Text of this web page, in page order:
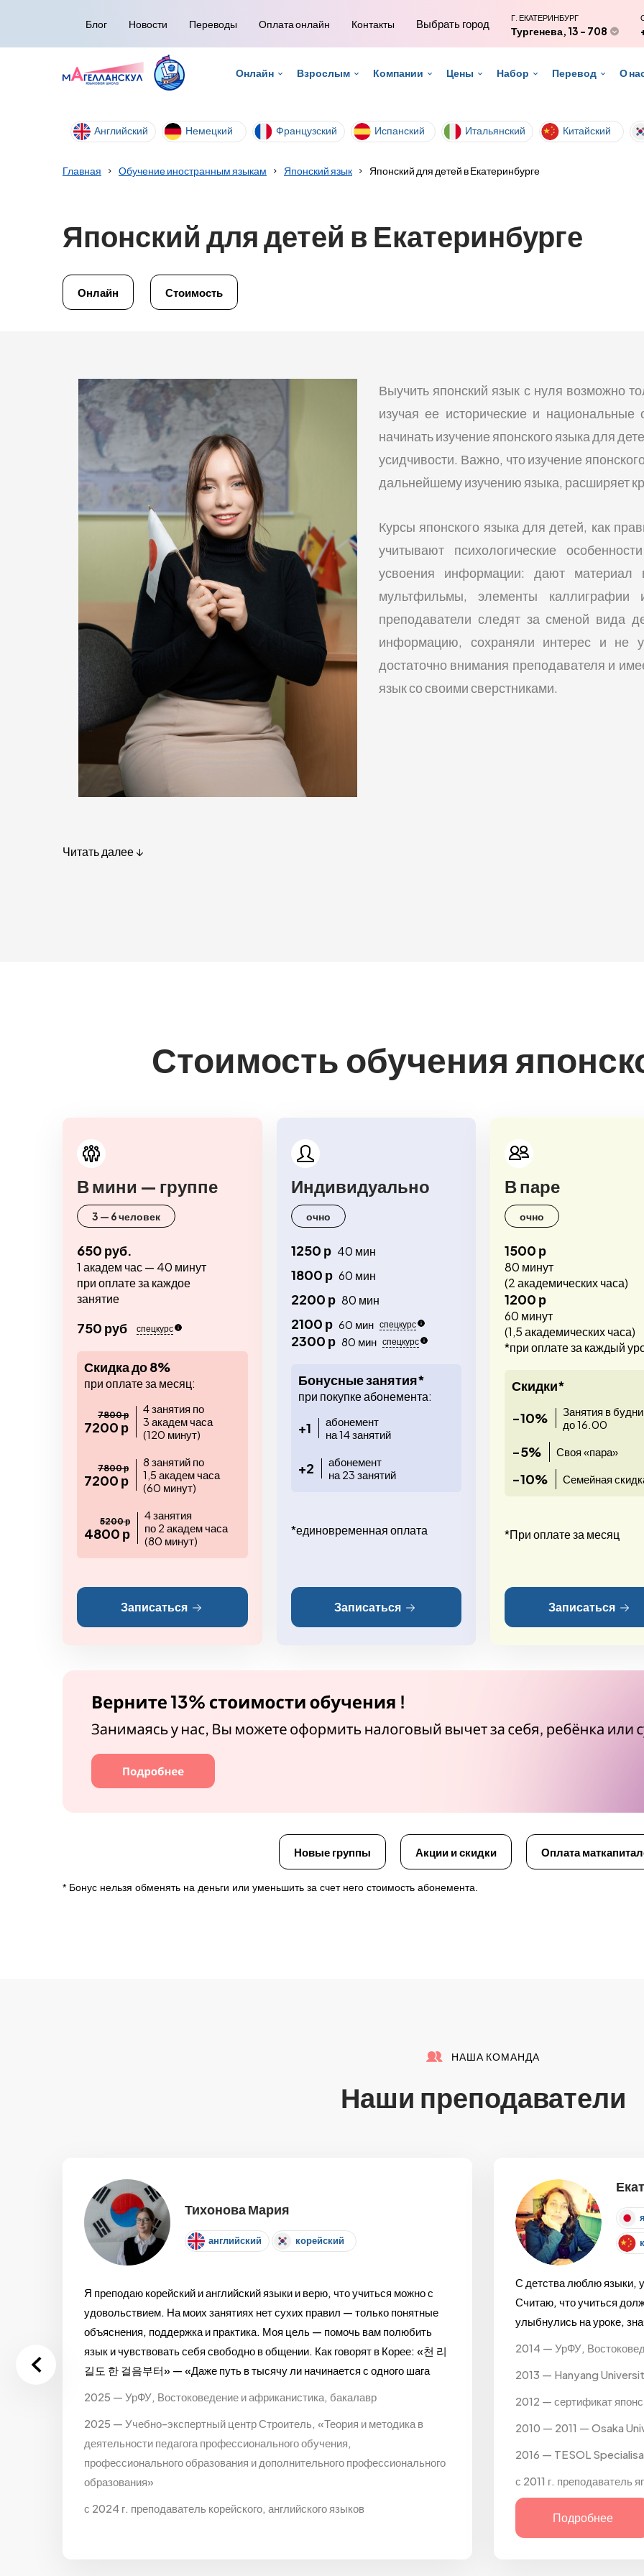
Блог Новости Переводы Оплата онлайн Контакты Выбрать город Г. ЕКАТЕРИНБУРГ
Тургенева, 13 - 708
Онлайн Взрослым Компании Цены Набор Перевод О
Английский Немецкий Французский Испанский Итальянский Китайский
Главная Обучение иностранным языкам Японский язык Японский для детей в Екатеринбурге
Японский для детей в Екатеринбурге
Онлайн Стоимость
Выучить японский язык с нуля возможно
изучая ее исторические и
начинать изучение японского языка для
усидчивости. Важно, что изучение
дальнейшему изучению языка, расширяет
Курсы японского языка для детей, как
учитывают психологические
усвоения информации: дают
мультфильмы, элементы
преподаватели следят за сменой вида
информацию, сохраняли интерес и не
достаточно внимания преподавателя и
язык со своими сверстниками.
Читать далее ↓
Стоимость обучения
В мини — группе
3 — 6 человек
650 руб.
1 академ час — 40 минут
при оплате за каждое
занятие
750 руб спецкурс
Скидка до 8%
при оплате за месяц:
7800 р
7200 р
4 занятия по
3 академ часа
(120 минут)
7800 р
7200 р
8 занятий по
1,5 академ часа
(60 минут)
5200 р
4800 р
4 занятия
по 2 академ часа
(80 минут)
Записаться
Индивидуально
очно
1250 р 40 мин
1800 р 60 мин
2200 р 80 мин
2100 р 60 мин спецкурс
2300 р 80 мин спецкурс
Бонусные занятия*
при покупке абонемента:
+1
абонемент
на 14 занятий
+2
абонемент
на 23 занятий
*единовременная оплата
Записаться
В паре
очно
1500 р
80 минут
(2 академических часа)
1200 р
60 минут
(1,5 академических часа)
*при оплате за каждый
Скидки*
-10%
Занятия в будни
до 16.00
-5% Своя «пара»
-10% Семейная
*При оплате за месяц
Записаться
Новые группы Акции и скидки Оплата
* Бонус нельзя обменять на деньги или уменьшить за счет него стоимость абонемента.
НАША КОМАНДА
Наши преподаватели
Тихонова Мария
английский корейский
Я преподаю корейский и английский языки и верю, что учиться можно с
удовольствием. На моих занятиях нет сухих правил — только понятные
объяснения, поддержка и практика. Моя цель — помочь вам полюбить
язык и чувствовать себя свободно в общении. Как говорят в Корее: «천 리
길도 한 걸음부터» — «Даже путь в тысячу ли начинается с одного шага
2025 — УрФУ, Востоковедение и африканистика, бакалавр
2025 — Учебно-экспертный центр Строитель, «Теория и методика в
деятельности педагога профессионального обучения,
профессионального образования и дополнительного профессионального
образования»
с 2024 г. преподаватель корейского, английского языков
С детства люблю языки,
Считаю, что учиться
улыбнулись на уроке,
2014 — УрФУ,
2013 — Hanyang
2012 — сертификат
2010 — 2011 — Osaka
2016 — TESOL
с 2011 г. преподаватель
Подробнее